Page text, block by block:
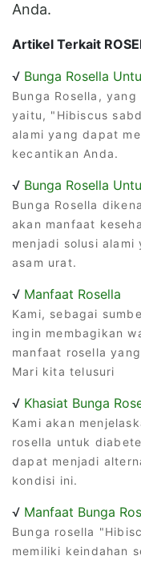
Anda.
Artikel Terkait
√ Bunga Rosella
Bunga Rosella,
yaitu, "Hibiscus
alami yang dapat
kecantikan Anda.
√ Bunga Rosella
Bunga Rosella
akan manfaat
menjadi solusi
asam urat.
√ Manfaat Rosella
Kami, sebagai
ingin membagikan
manfaat rosella
Mari kita telusuri
√ Khasiat Bunga
Kami akan
rosella untuk
dapat menjadi
kondisi ini.
√ Manfaat Bunga
Bunga rosella
memiliki keindahan